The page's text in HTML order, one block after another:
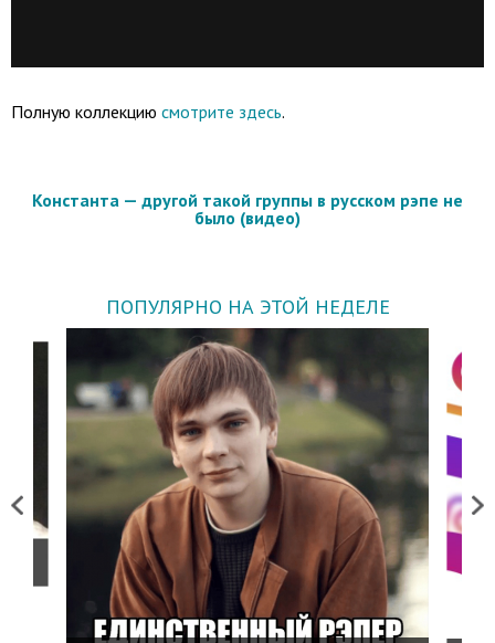
Полную коллекцию смотрите здесь.
Константа — другой такой группы в русском рэпе не
было (видео)
ПОПУЛЯРНО НА ЭТОЙ НЕДЕЛЕ
Previous Next